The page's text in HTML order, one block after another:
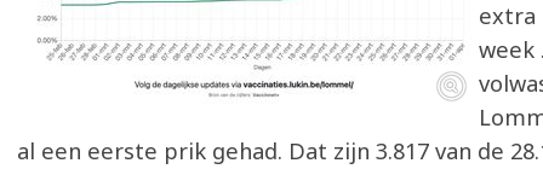
extra
week
al een eerste prik gehad. Dat zijn 3.817 van de